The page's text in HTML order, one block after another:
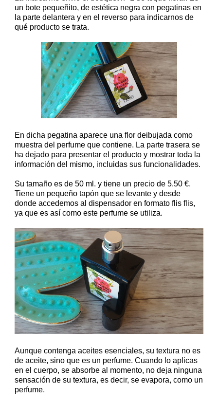
un bote pequeñito, de estética negra con pegatinas en
la parte delantera y en el reverso para indicarnos de
qué producto se trata.
En dicha pegatina aparece una flor deibujada como
muestra del perfume que contiene. La parte trasera se
ha dejado para presentar el producto y mostrar toda la
información del mismo, incluidas sus funcionalidades.
Su tamaño es de 50 ml. y tiene un precio de 5.50 €.
Tiene un pequeño tapón que se levante y desde
donde accedemos al dispensador en formato flis flis,
ya que es así como este perfume se utiliza.
Aunque contenga aceites esenciales, su textura no es
de aceite, sino que es un perfume. Cuando lo aplicas
en el cuerpo, se absorbe al momento, no deja ninguna
sensación de su textura, es decir, se evapora, como un
perfume.